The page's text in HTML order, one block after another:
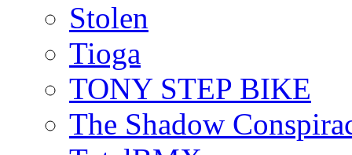
Stolen
Tioga
TONY STEP BIKE
The Shadow